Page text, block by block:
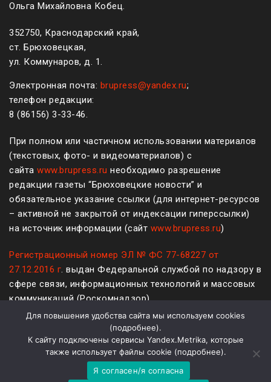
Ольга Михайловна Кобец.
352750, Краснодарский край,
ст. Брюховецкая,
ул. Коммунаров, д. 1.
Электронная почта: brupress@yandex.ru;
телефон редакции:
8 (861 56) 3-33-46.
При полном или частичном использовании материалов
(текстовых, фото- и видеоматериалов) с
сайта www.brupress.ru необходимо разрешение
редакции газеты “Брюховецкие новости” и
обязательное указание ссылки (для интернет-ресурсов
– активной не закрытой от индексации гиперссылки)
на источник информации (сайт www.brupress.ru)
Регистрационный номер ЭЛ № ФС 77-68227 от
27.12.2016 г. выдан Федеральной службой по надзору в
сфере связи, информационных технологий и массовых
коммуникаций (Роскомнадзор)
Политика конфиденциальности и защиты информации
Для повышения удобства сайта мы используем cookies
(подробнее).
К сайту подключены сервисы Yandex.Metrika, которые
также использует файлы cookie (подробнее).
Я согласен/я согласна